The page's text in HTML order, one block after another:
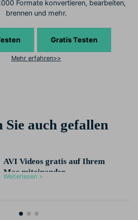
Formate konvertieren, bearbeiten,
brennen und mehr.
Gratis Testen
Mehr erfahren>>
Sie auch gefallen
AVI Videos gratis auf Ihrem
Mac miteinander
Weiterlesen >